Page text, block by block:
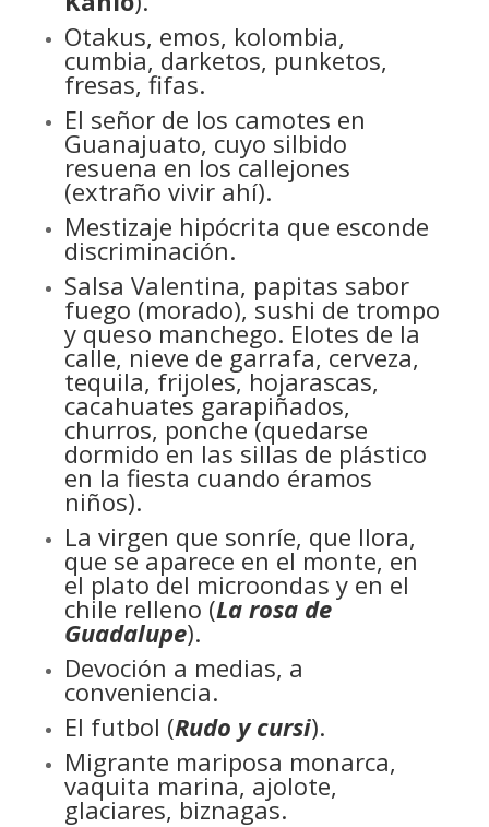
Otakus, emos, kolombia,
cumbia, darketos, punketos,
fresas, fifas.
El señor de los camotes en
Guanajuato, cuyo silbido
resuena en los callejones
(extraño vivir ahí).
Mestizaje hipócrita que esconde
discriminación.
Salsa Valentina, papitas sabor
fuego (morado), sushi de trompo
y queso manchego. Elotes de la
calle, nieve de garrafa, cerveza,
tequila, frijoles, hojarascas,
cacahuates garapiñados,
churros, ponche (quedarse
dormido en las sillas de plástico
en la fiesta cuando éramos
niños).
La virgen que sonríe, que llora,
que se aparece en el monte, en
el plato del microondas y en el
chile relleno (La rosa de
Guadalupe).
Devoción a medias, a
conveniencia.
El futbol (Rudo y cursi).
Migrante mariposa monarca,
vaquita marina, ajolote,
glaciares, biznagas.